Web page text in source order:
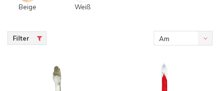
Beige Weiß
Filter
Am
angesehen